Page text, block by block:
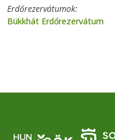
Erdőrezervátumok
Bükkhát Erdőrezervátum